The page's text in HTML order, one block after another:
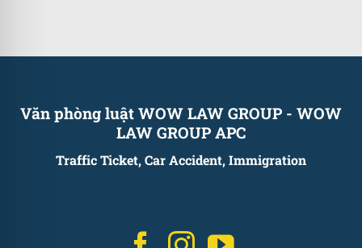
Văn phòng luật WOW LAW GROUP - WOW
LAW GROUP APC
Traffic Ticket, Car Accident, Immigration